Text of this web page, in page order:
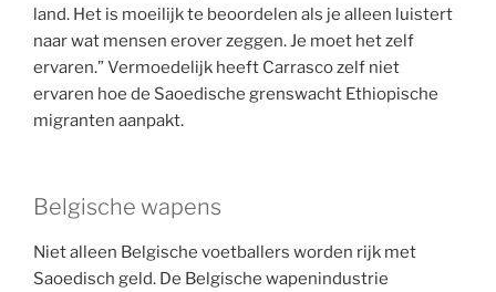
land. Het is moeilijk te beoordelen als je alleen luistert
naar wat mensen erover zeggen. Je moet het zelf
ervaren.” Vermoedelijk heeft Carrasco zelf niet
ervaren hoe de Saoedische grenswacht Ethiopische
migranten aanpakt.
Belgische wapens
Niet alleen Belgische voetballers worden rijk met
Saoedisch geld. De Belgische wapenindustrie